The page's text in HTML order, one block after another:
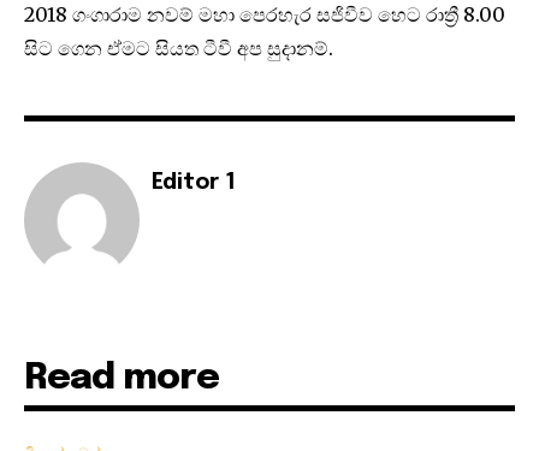
2018 ගංගාරාම නවම් මහා පෙරහැර සජිවීව හෙට රාත්‍රී 8.00
සිට ගෙන ඒමට සියත ටීවී අප සුදානම්.
Editor 1
Read more